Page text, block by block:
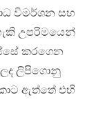
විමර්ශන සහ
උපරිමයෙන්
කරගෙන
ලිපිගොනු
ඇත්තේ එහි